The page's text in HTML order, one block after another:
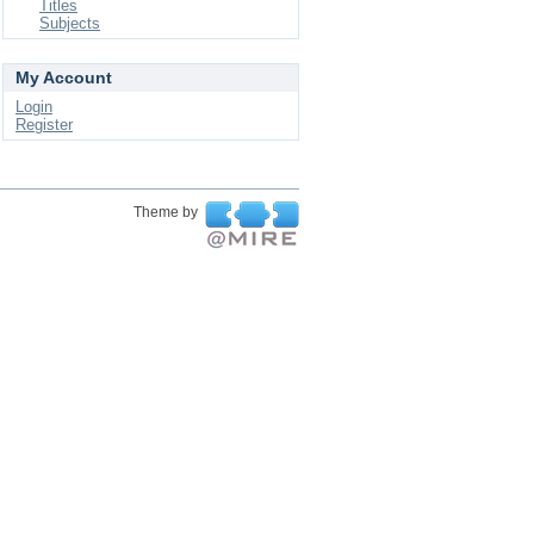
Titles
Subjects
My Account
Login
Register
Theme by